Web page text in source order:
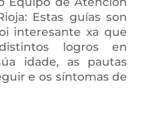
Estas guías son
interesante xa que
logros en
idade, as pautas
e os síntomas de